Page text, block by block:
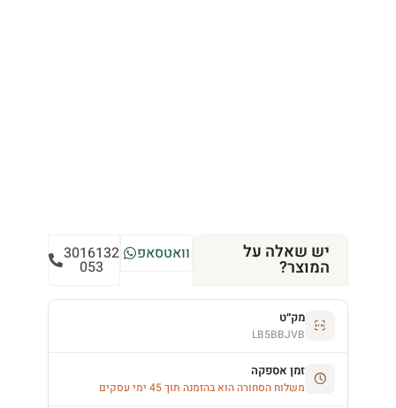
יש שאלה על
המוצר?
וואטסאפ 3016132
053
מק״ט
LB5BBJVB
זמן אספקה
משלוח הסחורה הוא בהזמנה תוך 45 ימי עסקים